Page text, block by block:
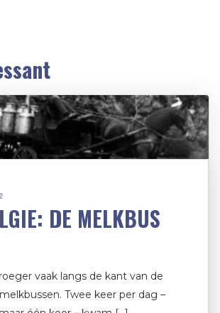
DE MELKBUS
vaak langs de kant van de
Twee keer per dag –